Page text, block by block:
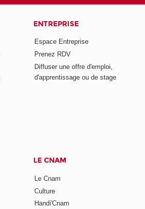
ENTREPRISE
Espace Entreprise
Prenez RDV
Diffuser une offre d'emploi,
d'apprentissage ou de stage
LE CNAM
Le Cnam
Culture
Handi'Cnam